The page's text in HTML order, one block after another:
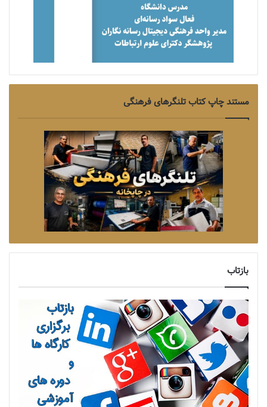
مستند چاپ کتاب تلنگرهای فرهنگی
بازتاب